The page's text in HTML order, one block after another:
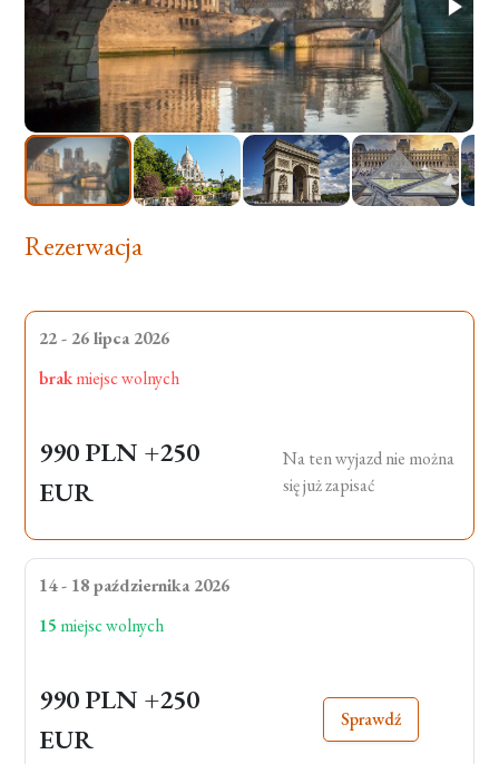
Rezerwacja
22 - 26 lipca 2026
brakmiejsc wolnych
990 PLN +250
EUR
Na ten wyjazd nie można
się już zapisać
14 - 18 października 2026
15 miejsc wolnych
990 PLN +250
EUR
Sprawdź